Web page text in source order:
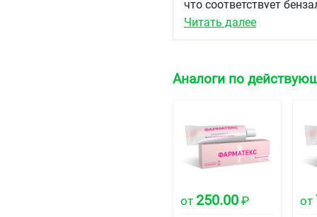
что соответствует
Вспомогательные
динатрия гидрофосфата
лаванды
вода
Белый однородный крем
Читать далее
Аналоги по
от 250.00 ₽ от